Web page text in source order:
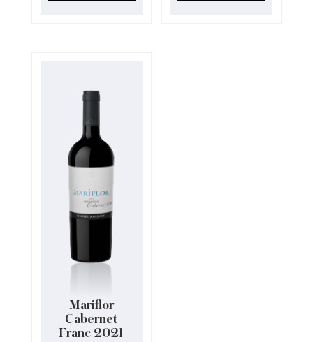
Mariflor
Cabernet
Franc 2021